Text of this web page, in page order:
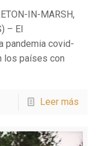
IN-MARSH,
– El
pandemia covid-
los países con
Leer más